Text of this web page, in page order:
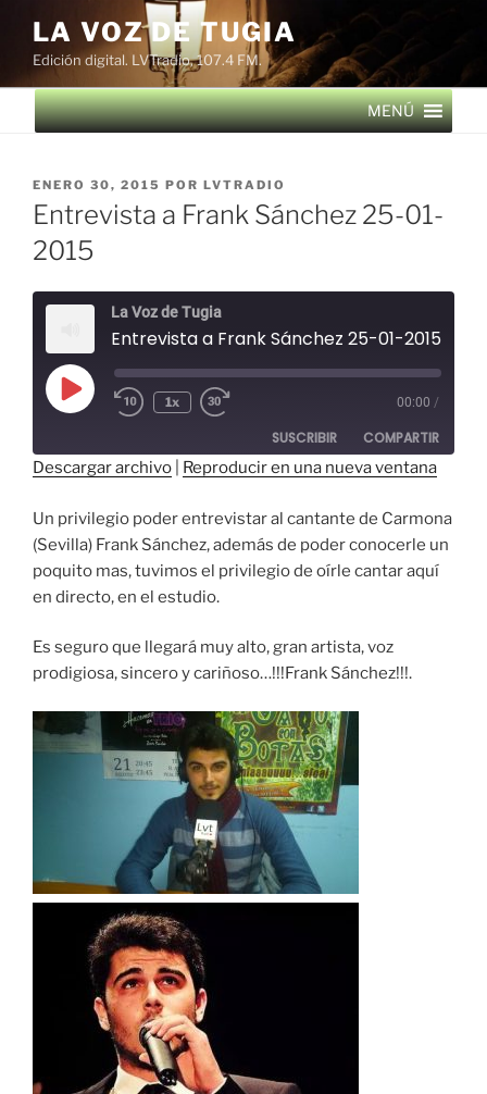
contenido
LA VOZ DE TUGIA
Edición digital. LVTradio, 107.4 FM.
MENÚ
PUBLICADO
EL
ENERO 30, 2015 POR LVTRADIO
Entrevista a Frank Sánchez 25-01-
2015
La Voz de Tugia
Entrevista a Frank Sánchez 25-01-2015
Reproducir
episodio
1x 00:00 /
SUSCRIBIR COMPARTIR
FEED RSS
ENLACE
INCRUST
AR
Descargar archivo Reproducir en una nueva ventana
Un privilegio poder entrevistar al cantante de Carmona
(Sevilla) Frank Sánchez, además de poder conocerle un
poquito mas, tuvimos el privilegio de oírle cantar aquí
en directo, en el estudio.
Es seguro que llegará muy alto, gran artista, voz
prodigiosa, sincero y cariñoso…!!!Frank Sánchez!!!.